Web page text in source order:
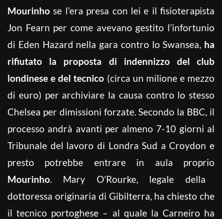
Mourinho se l’era presa con lei e il fisioterapista
Jon Fearn per come avevano gestito l’infortunio
di Eden Hazard nella gara contro lo Swansea, ha
rifiutato la proposta di indennizzo del club
londinese e del tecnico (circa un milione e mezzo
di euro) per archiviare la causa contro lo stesso
Chelsea per dimissioni forzate. Secondo la BBC, il
processo andrà avanti per almeno 7-10 giorni al
Tribunale del lavoro di Londra Sud a Croydon e
presto potrebbe entrare in aula proprio
Mourinho. Mary O’Rourke, legale della
dottoressa originaria di Gibilterra, ha chiesto che
il tecnico portoghese – al quale la Carneiro ha